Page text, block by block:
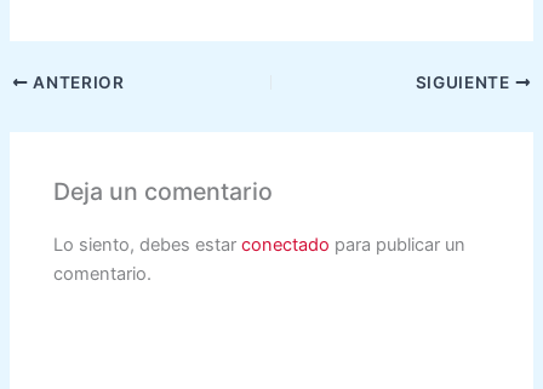
ANTERIOR SIGUIENTE
Deja un comentario
Lo siento, debes estarconectado para publicar un
comentario.